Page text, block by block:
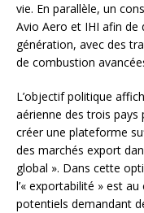
vie. En parallèle, un
Avio Aero et IHI afin de
génération, avec des
de combustion
L’objectif politique
aérienne des trois
créer une plateforme
des marchés export
global ». Dans cette
l’« exportabilité » est
potentiels demandant